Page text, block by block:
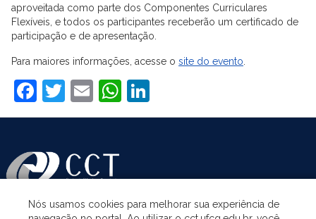
aproveitada como parte dos Componentes Curriculares
Flexíveis, e todos os participantes receberão um certificado de
participação e de apresentação.
Para maiores informações, acesse o site do evento
Facebook
Twitter
EmailWhatsApp
Nós usamos cookies para melhorar sua experiência de